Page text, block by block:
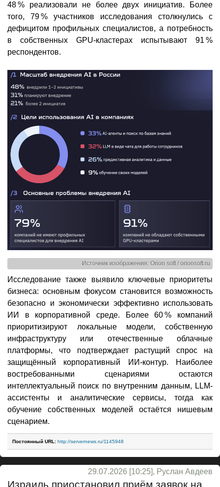
48 % реализовали не более двух инициатив. Более
того, 79 % участников исследования столкнулись с
дефицитом профильных специалистов, а потребность
в собственных GPU-кластерах испытывают 91 %
респондентов.
Источник изображения: Orion soft / orionsoft.ru
Исследование также выявило ключевые приоритеты
бизнеса: основным фокусом становится возможность
безопасно и экономически эффективно использовать
ИИ в корпоративной среде. Более 60 % компаний
приоритизируют локальные модели, собственную
инфраструктуру или отечественные облачные
платформы, что подтверждает растущий спрос на
защищённый корпоративный ИИ-контур. Наиболее
востребованными сценариями остаются
интеллектуальный поиск по внутренним данным, LLM-
ассистенты и аналитические сервисы, тогда как
обучение собственных моделей остаётся нишевым
сценарием.
Постоянный URL: http://servernews.ru/1145948
29.07.2026 [10:25], Руслан Авдеев
Израиль приостановил приём заявок на